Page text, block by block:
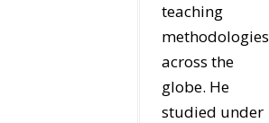
teaching
methodologies
across the
globe. He
studied under